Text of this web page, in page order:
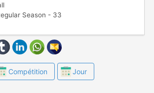
Season - 33
Compétition Jour